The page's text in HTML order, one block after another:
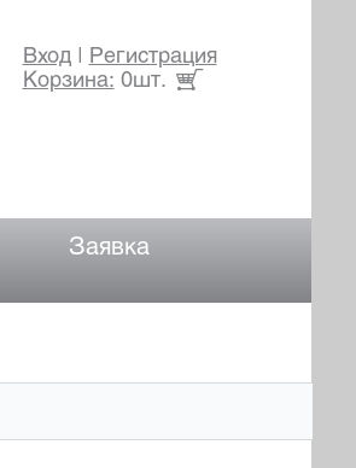
Вход|
Регистрация
Корзина: 0шт.
Заявка